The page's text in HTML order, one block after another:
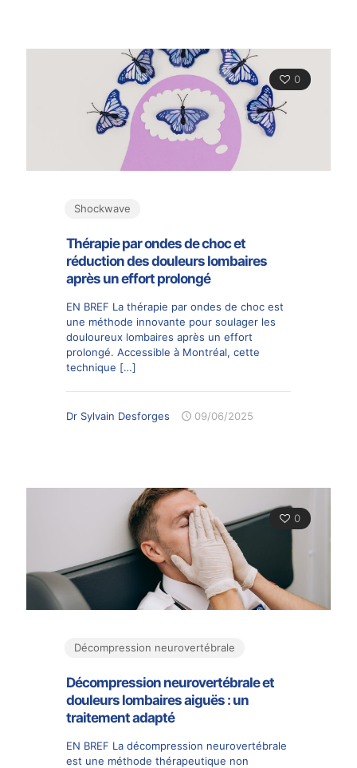
0
Shockwave
Thérapie par ondes de choc et
réduction des douleurs lombaires
après un effort prolongé
EN BREF La thérapie par ondes de choc est
une méthode innovante pour soulager les
douloureux lombaires après un effort
prolongé. Accessible à Montréal, cette
technique […]
Dr Sylvain Desforges 09/06/2025
0
Décompression neurovertébrale
Décompression neurovertébrale et
douleurs lombaires aiguës : un
traitement adapté
EN BREF La décompression neurovertébrale
est une méthode thérapeutique non